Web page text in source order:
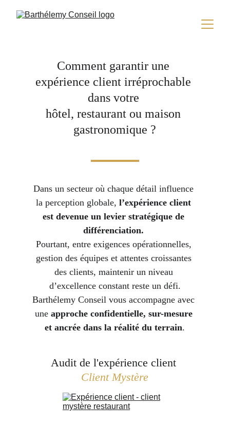
Comment garantir une
expérience client irréprochable
dans votre
hôtel, restaurant ou maison
gastronomique ?
Dans un secteur où chaque détail influence
la perception globale, l’expérience client
est devenue un levier stratégique de
différenciation.
Pourtant, entre exigences opérationnelles,
gestion des équipes et attentes croissantes
des clients, maintenir un niveau
d’excellence constant reste un défi.
Barthélemy Conseil vous accompagne avec
une approche confidentielle, sur-mesure
et ancrée dans la réalité du terrain.
Audit de l'expérience client
Client Mystère